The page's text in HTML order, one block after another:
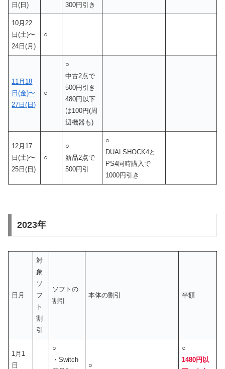
日(日)
300円引き
10月22
日(土)〜
24日(月)
○
11月18
日(金)〜
27日(日)
○
○
中古2点で
500円引き
480円以下
は100円(周
辺機器も)
12月17
日(土)〜
25日(日)
○
○
新品2点で
500円引
○
DUALSHOCK4と
PS4同時購入で
1000円引き
2023年
日月
対
象
ソ
フ
ト
割
引
ソフトの
割引
本体の割引 半額
1月1
日
○
・Switch
○
○
1480円以